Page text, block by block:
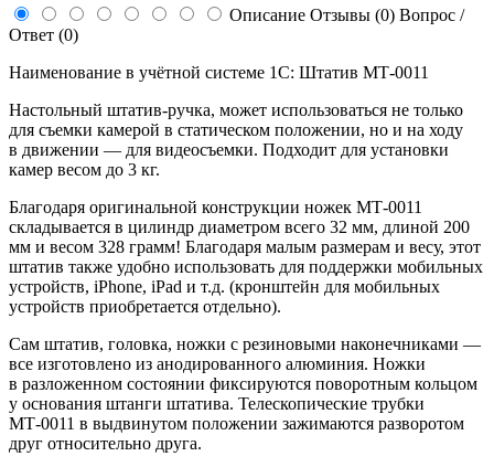
Описание Отзывы (0) Вопрос /
Ответ (0)
Наименование в учётной системе 1С: Штатив МТ-0011
Настольный штатив-ручка, может использоваться не только
для съемки камерой в статическом положении, но и на ходу
в движении — для видеосъемки. Подходит для установки
камер весом до 3 кг.
Благодаря оригинальной конструкции ножек МТ-0011
складывается в цилиндр диаметром всего 32 мм, длиной 200
мм и весом 328 грамм! Благодаря малым размерам и весу, этот
штатив также удобно использовать для поддержки мобильных
устройств, iPhone, iPad и т.д. (кронштейн для мобильных
устройств приобретается отдельно).
Сам штатив, головка, ножки с резиновыми наконечниками —
все изготовлено из анодированного алюминия. Ножки
в разложенном состоянии фиксируются поворотным кольцом
у основания штанги штатива. Телескопические трубки
МТ-0011 в выдвинутом положении зажимаются разворотом
друг относительно друга.